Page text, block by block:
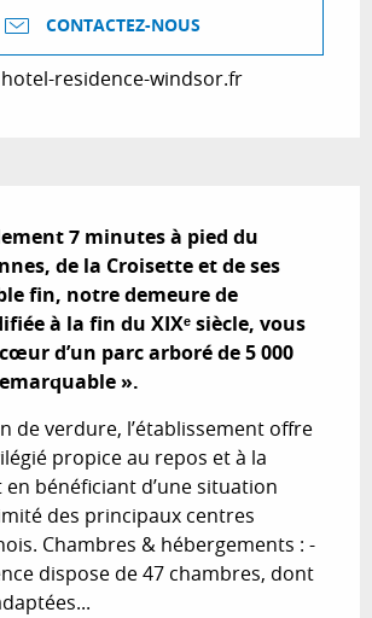
CONTACTEZ-NOUS
hotel-residence-windsor.fr
7 minutes à pied du
de la Croisette et de ses
fin, notre demeure de
à la fin du XIXᵉ siècle, vous
d’un parc arboré de 5 000
».
de verdure, l’établissement offre
propice au repos et à la
bénéficiant d’une situation
des principaux centres
Chambres & hébergements : -
dispose de 47 chambres, dont